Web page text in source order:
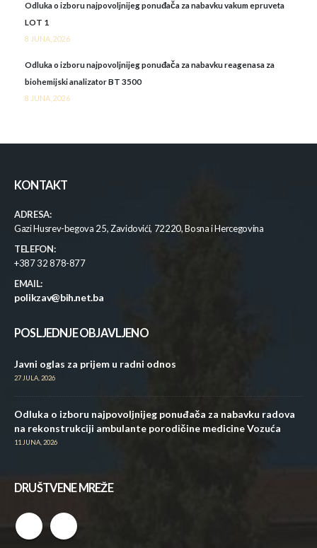
Odluka o izboru najpovoljnijeg ponuđača za nabavku vakum epruveta
LOT 1
8 JUNA, 2026
Odluka o izboru najpovoljnijeg ponuđača za nabavku reagenasa za
biohemijski analizator BT 3500
8 JUNA, 2026
KONTAKT
ADRESA:
Gazi Husrev-begova 25, Zavidovići, 72220, Bosna i Hercegovina
TELEFON:
+387 32 878-877
EMAIL:
polikzav@bih.net.ba
POSLJEDNJE OBJAVLJENO
Javni oglas za prijem u radni odnos
27 JULA, 2026
Odluka o izboru najpovoljnijeg ponuđača za nabavku radova
na rekonstrukciji ambulante porodičine medicine Vozuća
11 JUNA, 2026
DRUŠTVENE MREŽE